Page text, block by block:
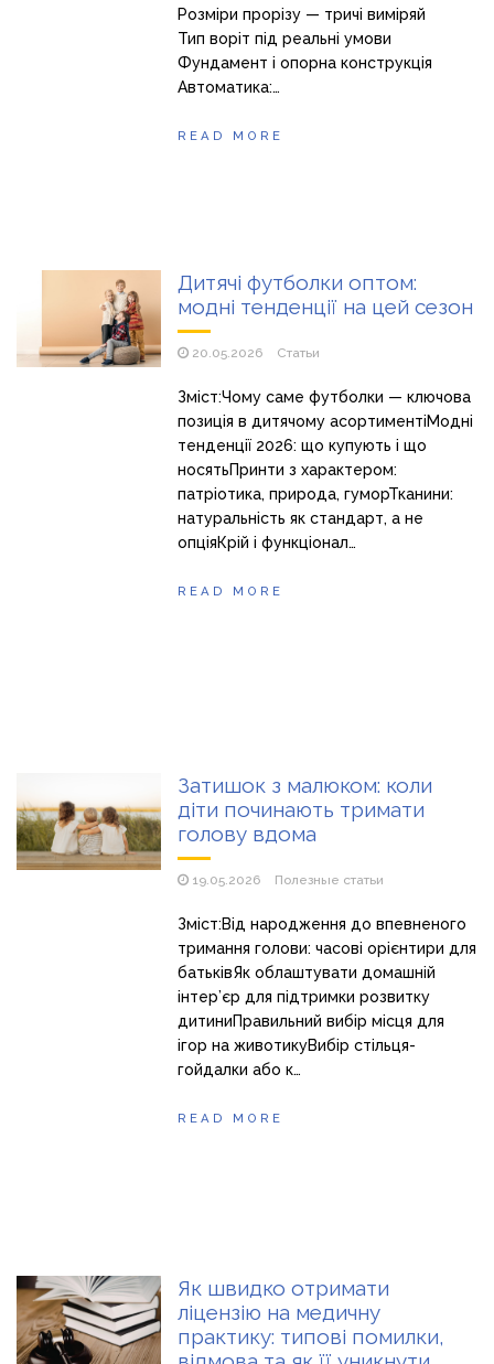
Розміри прорізу — тричі виміряй
Тип воріт під реальні умови
Фундамент і опорна конструкція
Автоматика:…
READ MORE
Дитячі футболки оптом:
модні тенденції на цей сезон
20.05.2026 Статьи
Зміст:Чому саме футболки — ключова
позиція в дитячому асортиментіМодні
тенденції 2026: що купують і що
носятьПринти з характером:
патріотика, природа, гуморТканини:
натуральність як стандарт, а не
опціяКрій і функціонал…
READ MORE
Затишок з малюком: коли
діти починають тримати
голову вдома
19.05.2026 Полезные статьи
Зміст:Від народження до впевненого
тримання голови: часові орієнтири для
батьківЯк облаштувати домашній
інтер’єр для підтримки розвитку
дитиниПравильний вибір місця для
ігор на животикуВибір стільця-
гойдалки або к…
READ MORE
Як швидко отримати
ліцензію на медичну
практику: типові помилки,